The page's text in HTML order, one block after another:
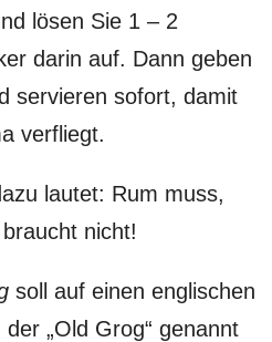
lösen Sie 1 – 2
darin auf. Dann geben
servieren sofort, damit
verfliegt.
lautet: Rum muss,
nicht!
soll auf einen englischen
„Old Grog“ genannt